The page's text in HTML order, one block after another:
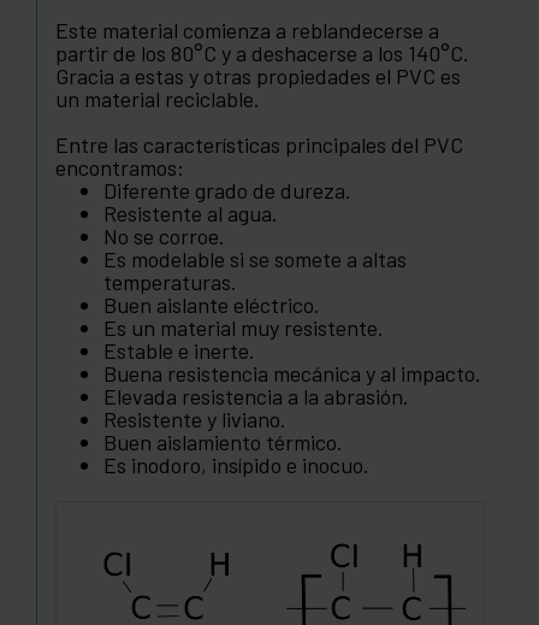
Este material comienza a reblandecerse a
partir de los 80°C y a deshacerse a los 140°C.
Gracia a estas y otras propiedades el PVC es
un material reciclable.
Entre las características principales del PVC
encontramos:
Diferente grado de dureza.
Resistente al agua.
No se corroe.
Es modelable si se somete a altas
temperaturas.
Buen aislante eléctrico.
Es un material muy resistente.
Estable e inerte.
Buena resistencia mecánica y al impacto.
Elevada resistencia a la abrasión.
Resistente y liviano.
Buen aislamiento térmico.
Es inodoro, insípido e inocuo.